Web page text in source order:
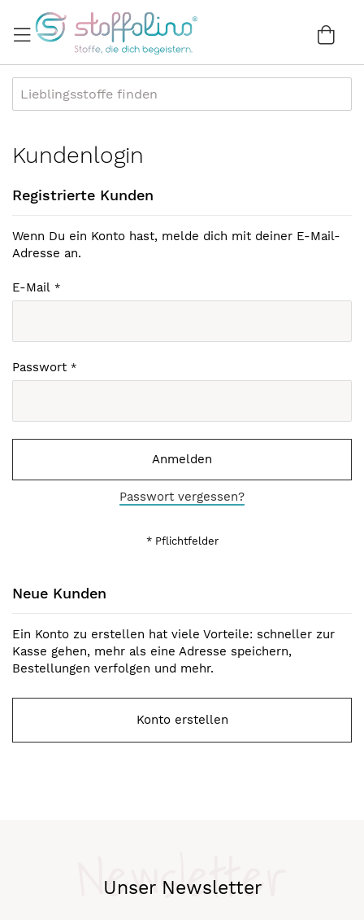
zum
Inhalt
Kundenlogin
Registrierte Kunden
Wenn Du ein Konto hast, melde dich mit deiner E-Mail-
Adresse an.
E-Mail
Passwort
Anmelden
Passwort vergessen?
Neue Kunden
Ein Konto zu erstellen hat viele Vorteile: schneller zur
Kasse gehen, mehr als eine Adresse speichern,
Bestellungen verfolgen und mehr.
Konto erstellen
Unser Newsletter
Newsletter